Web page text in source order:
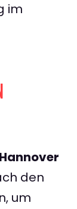
im
den
um